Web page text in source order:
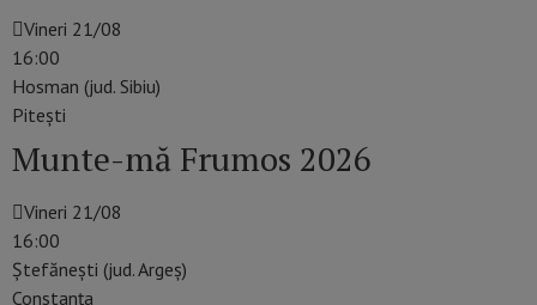
Vineri 21/08
16:00
Hosman (jud. Sibiu)
Piteşti
Munte-mă Frumos 2026
Vineri 21/08
16:00
Ștefănești (jud. Argeș)
Constanţa